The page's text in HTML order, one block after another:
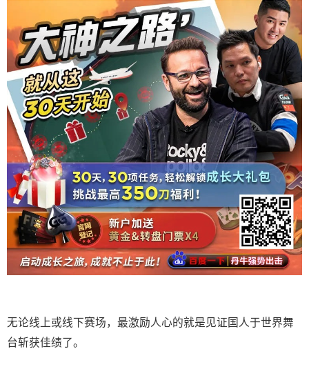
无论线上或线下赛场，最激励人心的就是见证国人于世界舞
台斩获佳绩了。